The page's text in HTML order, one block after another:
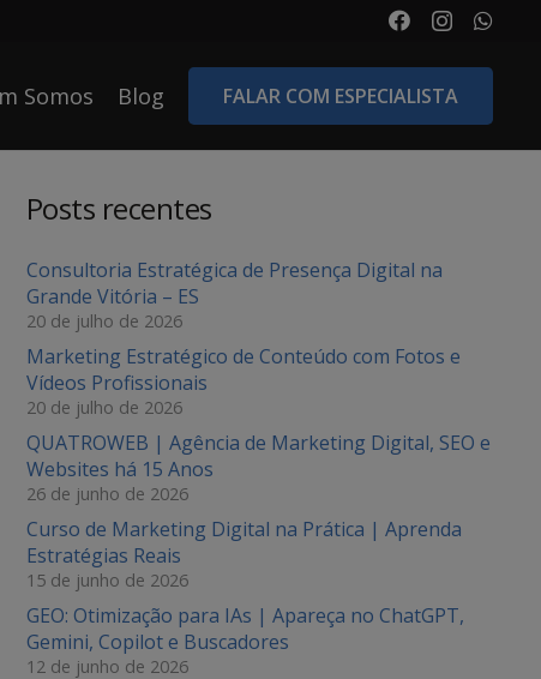
Somos Blog FALAR COM ESPECIALISTA
Posts recentes
Consultoria Estratégica de Presença Digital na
Grande Vitória – ES
20 de julho de 2026
Marketing Estratégico de Conteúdo com Fotos e
Vídeos Profissionais
20 de julho de 2026
QUATROWEB | Agência de Marketing Digital, SEO e
Websites há 15 Anos
26 de junho de 2026
Curso de Marketing Digital na Prática | Aprenda
Estratégias Reais
15 de junho de 2026
GEO: Otimização para IAs | Apareça no ChatGPT,
Gemini, Copilot e Buscadores
12 de junho de 2026